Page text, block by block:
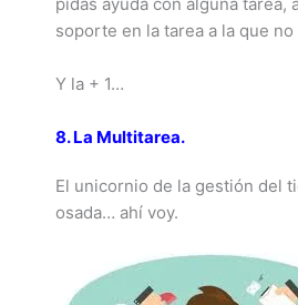
soporte en la tarea a la que no
Y la + 1…
8. La Multitarea.
El unicornio de la gestión del
osada… ahí voy.